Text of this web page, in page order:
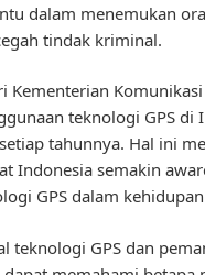
dalam menemukan
tindak kriminal.
Kementerian
teknologi GPS di
tahunnya. Hal ini
Indonesia semakin
GPS dalam
teknologi GPS dan